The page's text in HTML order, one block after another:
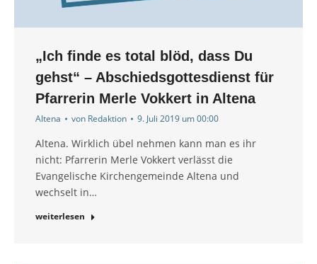
„Ich finde es total blöd, dass Du
gehst“ – Abschiedsgottesdienst für
Pfarrerin Merle Vokkert in Altena
Altena von Redaktion 9. Juli 2019 um 00:00
Altena. Wirklich übel nehmen kann man es ihr
nicht: Pfarrerin Merle Vokkert verlässt die
Evangelische Kirchengemeinde Altena und
wechselt in…
weiterlesen